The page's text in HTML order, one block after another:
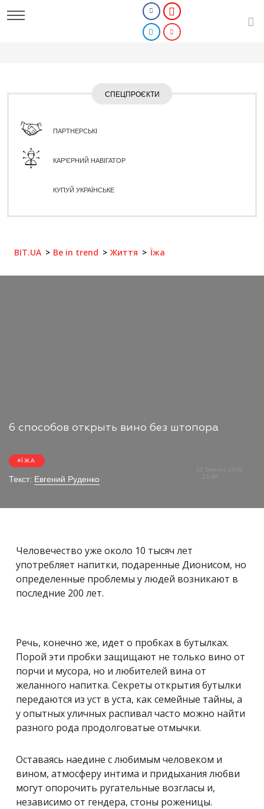
СПЕЦПРОЄКТИ
ПАРТНЕРСЬКІ
КАР'ЄРНИЙ НАВІГАТОР
КУПУЙ УКРАЇНСЬКЕ
BIT.UA Be in trend Життя Їжа
6 способов открыть вино без штопора
ЇЖА
Текст: Евгений Руденко
22 Лютого 2018
Человечество уже около 10 тысяч лет
употребляет напитки, подаренные Дионисом, но
определенные проблемы у людей возникают в
последние 200 лет.
Речь, конечно же, идет о пробках в бутылках.
Порой эти пробки защищают не только вино от
порчи и мусора, но и любителей вина от
желанного напитка. Секреты открытия бутылки
передаются из уст в уста, как семейные тайны, а
у опытных уличных распивал часто можно найти
разного рода продолговатые отмычки.
Оставаясь наедине с любимым человеком и
вином, атмосферу интима и придыхания любви
могут опорочить ругательные возгласы и,
независимо от гендера, стоны роженицы.